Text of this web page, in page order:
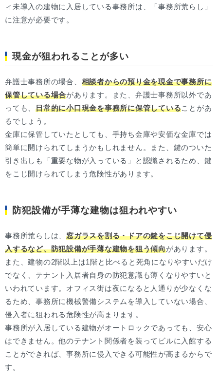
ィ未導入の建物に入居している事務所は、「事務所荒らし」
に注意が必要です。
現金が狙われることが多い
弁護士事務所の場合、 相談者からの預り金を現金で事務所に
保管している場合があります。また、弁護士事務所以外であ
っても、 日常的に小口現金を事務所に保管していることがあ
るでしょう。
金庫に保管していたとしても、手持ち金庫や安価な金庫では
簡単に開けられてしまうかもしれません。また、鍵のついた
引き出しも「重要な物が入っている」と認識されるため、鍵
をこじ開けられてしまう危険性があります。
防犯設備が手薄な建物は狙われやすい
事務所荒らしは、 窓ガラスを割る・ドアの鍵をこじ開けて侵
入するなど、防犯設備が手薄な建物を狙う傾向があります。
また、建物の2階以上は1階と比べると死角になりやすいだけ
でなく、テナント入居者自身の防犯意識も薄くなりやすいと
いわれています。オフィス街は夜になると人通りが少なくな
るため、事務所に機械警備システムを導入していない場合、
侵入者に狙われる危険性が高まります。
事務所が入居している建物がオートロックであっても、安心
はできません。他のテナント関係者を装ってビルに入館する
ことができれば、事務所に侵入できる可能性が高まるからで
す。